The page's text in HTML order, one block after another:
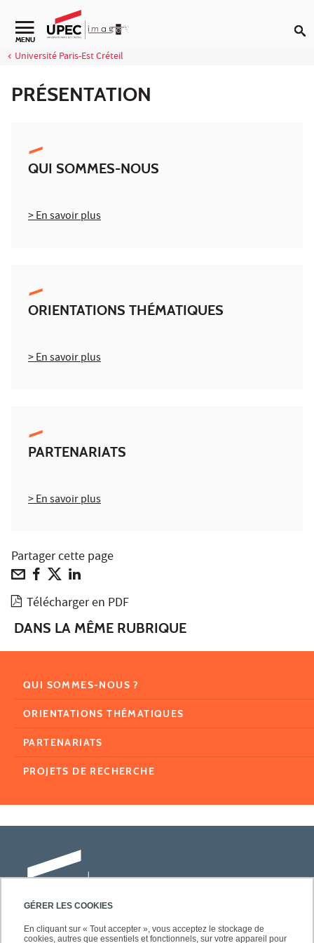
GÉRER LES COOKIES
En cliquant sur « Tout accepter », vous acceptez le stockage de
cookies, autres que essentiels et fonctionnels, sur votre appareil pour
Aller au contenu
Navigation secondaire
MENU
Université Paris-Est Créteil
PRÉSENTATION
QUI SOMMES-NOUS
> En savoir plus
ORIENTATIONS THÉMATIQUES
> En savoir plus
PARTENARIATS
> En savoir plus
Partager cette page
Télécharger en PDF
DANS LA MÊME RUBRIQUE
QUI SOMMES-NOUS ?
ORIENTATIONS THÉMATIQUES
PARTENARIATS
PROJETS DE RECHERCHE